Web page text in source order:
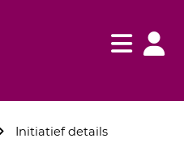
pagina)
Navigatie
Initiatief details